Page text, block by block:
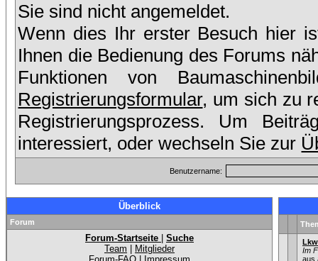
Sie sind nicht angemeldet.
Wenn dies Ihr erster Besuch hier
Ihnen die Bedienung des Forums
Funktionen von
Registrierungsformular, um sich zu
Registrierungsprozess. Um
interessiert, oder wechseln Sie zur
Benutzername:
Überblick
Forum
Forum-Startseite
Suche
Team
Mitglieder
Im
aus